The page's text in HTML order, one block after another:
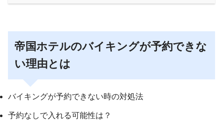
帝国ホテルのバイキングが予約できな
い理由とは
バイキングが予約できない時の対処法
予約なしで入れる可能性は？